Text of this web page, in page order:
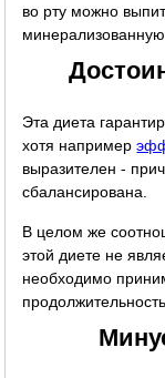
во рту можно
минерализованную
Эта диета
хотя например
выразителен -
сбалансирована.
В целом же
этой диете не
необходимо